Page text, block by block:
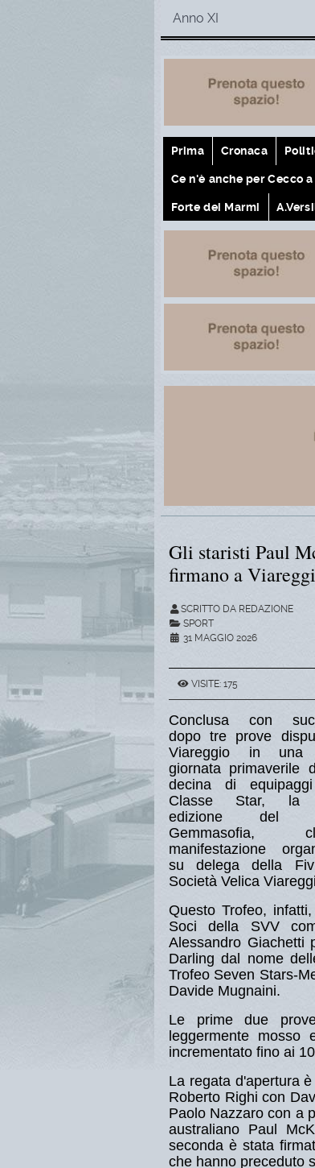
Anno XI
Prima Cronaca
Ce n'è anche per Cecco
Forte dei Marmi
Gli staristi Paul
firmano a
SCRITTO DA REDAZIONE
SPORT
31 MAGGIO 2026
VISITE: 175
Conclusa con
dopo tre prove
Viareggio in una
giornata primaverile
decina di
Classe Star, la
edizione del
Gemmasofia,
manifestazione
su delega della
Società Velica
Questo Trofeo,
Soci della SVV
Alessandro Giachetti
Darling dal nome
Trofeo Seven Stars-
Davide Mugnaini.
Le prime due
leggermente
incrementato fino ai
La regata d'apertura
Roberto Righi con
Paolo Nazzaro con a
australiano Paul
seconda è stata
che hanno preceduto